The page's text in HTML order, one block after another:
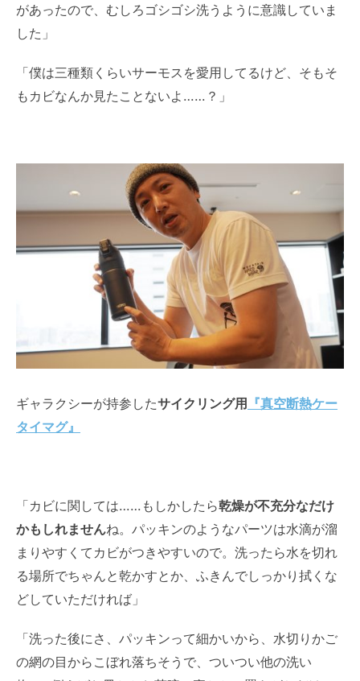
があったので、むしろゴシゴシ洗うように意識していま
した」
「僕は三種類くらいサーモスを愛用してるけど、そもそ
もカビなんか見たことないよ……？」
ギャラクシーが持参したサイクリング用 『真空断熱ケー
タイマグ』
「カビに関しては……もしかしたら乾燥が不充分なだけ
かもしれませんね。パッキンのようなパーツは水滴が溜
まりやすくてカビがつきやすいので。洗ったら水を切れ
る場所でちゃんと乾かすとか、ふきんでしっかり拭くな
どしていただければ」
「洗った後にさ、パッキンって細かいから、水切りかご
の網の目からこぼれ落ちそうで、ついつい他の洗い